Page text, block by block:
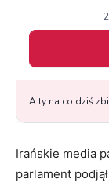
Irańskie media
parlament